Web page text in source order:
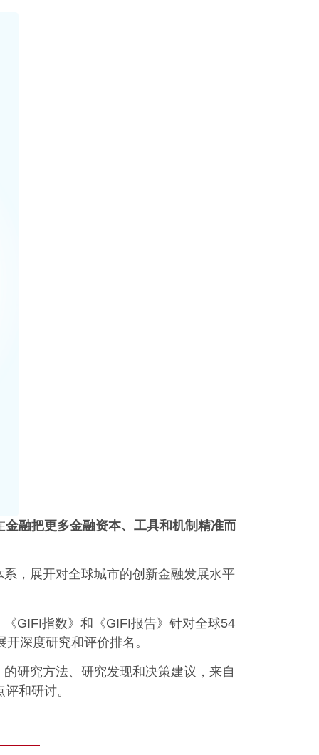
金融把更多金融资本、工具和机制 精准而
，展开对全球城市的创新金融发展水平
GIFI指数》和《GIFI报告》针对全球54
深度研究和评价排名。
研究方法、研究发现和决策建议，来自
和研讨。